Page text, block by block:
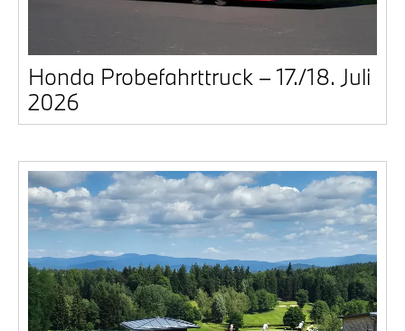
Hon­da Pro­be­fahrt­truck – 17./18. Juli
2026